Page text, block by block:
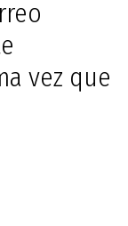
vez que